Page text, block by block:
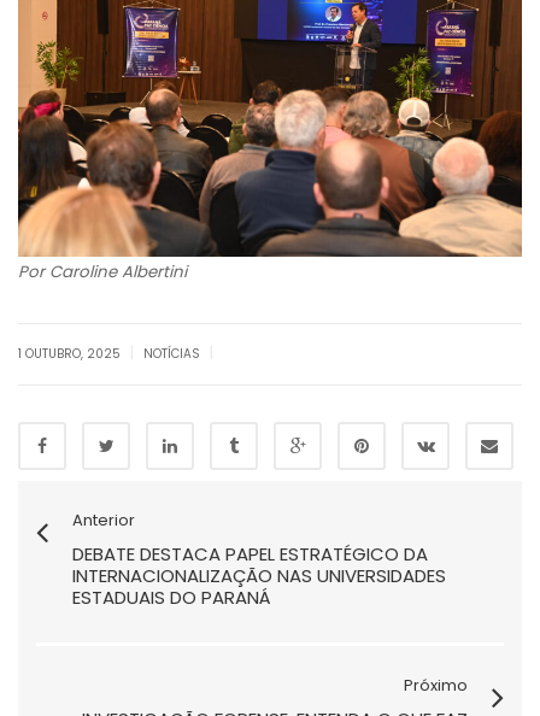
Por Caroline Albertini
1 OUTUBRO, 2025 NOTÍCIAS
Anterior
DEBATE DESTACA PAPEL ESTRATÉGICO DA
INTERNACIONALIZAÇÃO NAS UNIVERSIDADES
ESTADUAIS DO PARANÁ
Próximo